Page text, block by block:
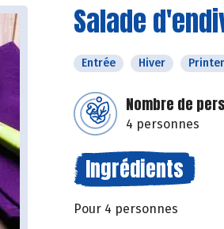
Salade
Entrée Hiver
Nombre de
4 personnes
Ingrédients
Pour 4 personnes